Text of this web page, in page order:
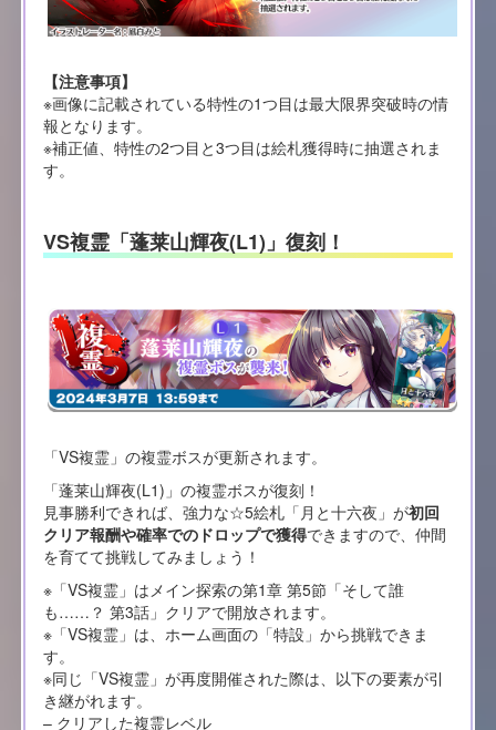
【注意事項】
※画像に記載されている特性の1つ目は最大限界突破時の情
報となります。
※補正値、特性の2つ目と3つ目は絵札獲得時に抽選されま
す。
VS複霊「蓬莱山輝夜(L1)」復刻！
「VS複霊」の複霊ボスが更新されます。
「蓬莱山輝夜(L1)」の複霊ボスが復刻！
見事勝利できれば、強力な☆5絵札「月と十六夜」が初回
クリア報酬や確率でのドロップで獲得できますので、仲間
を育てて挑戦してみましょう！
※「VS複霊」はメイン探索の第1章 第5節「そして誰
も……？ 第3話」クリアで開放されます。
※「VS複霊」は、ホーム画面の「特設」から挑戦できま
す。
※同じ「VS複霊」が再度開催された際は、以下の要素が引
き継がれます。
– クリアした複霊レベル